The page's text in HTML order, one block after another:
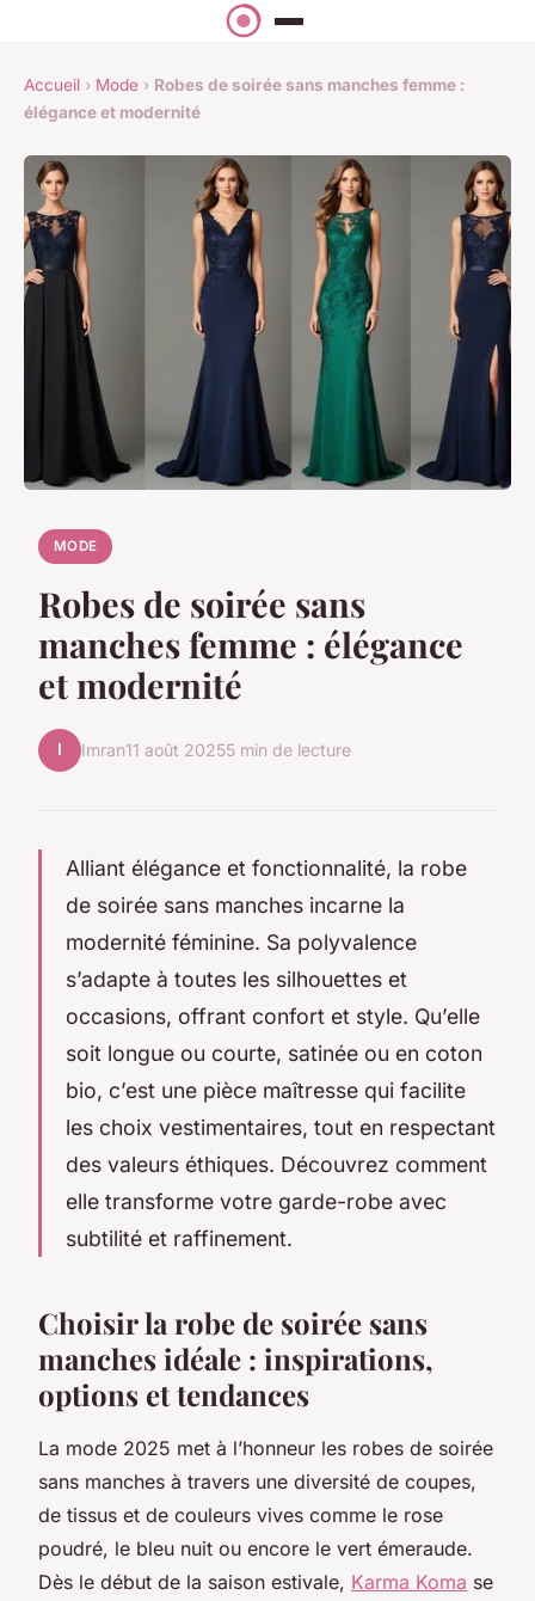
Accueil › Mode › Robes de soirée sans manches femme :
élégance et modernité
MODE
Robes de soirée sans
manches femme : élégance
et modernité
I Imran11 août 20255 min de lecture
Alliant élégance et fonctionnalité, la robe
de soirée sans manches incarne la
modernité féminine. Sa polyvalence
s’adapte à toutes les silhouettes et
occasions, offrant confort et style. Qu’elle
soit longue ou courte, satinée ou en coton
bio, c’est une pièce maîtresse qui facilite
les choix vestimentaires, tout en respectant
des valeurs éthiques. Découvrez comment
elle transforme votre garde-robe avec
subtilité et raffinement.
Choisir la robe de soirée sans
manches idéale : inspirations,
options et tendances
La mode 2025 met à l’honneur les robes de soirée
sans manches à travers une diversité de coupes,
de tissus et de couleurs vives comme le rose
poudré, le bleu nuit ou encore le vert émeraude.
Dès le début de la saison estivale, Karma Koma se